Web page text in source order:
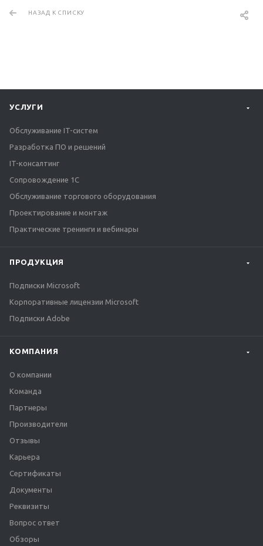
НАЗАД К СПИСКУ
УСЛУГИ
Обслуживание IT-систем
Разработка ПО и решений
IT-консалтинг
Сопровождение 1С
Обслуживание торгового оборудования
Проектирование и монтаж
Практические тренинги и вебинары
ПРОДУКЦИЯ
Подписки Microsoft
Корпоративные лицензии Microsoft
Подписки Adobe
КОМПАНИЯ
О компании
Команда
Партнеры
Производители
Отзывы
Карьера
Сертификаты
Документы
Реквизиты
Вопрос ответ
Обзоры